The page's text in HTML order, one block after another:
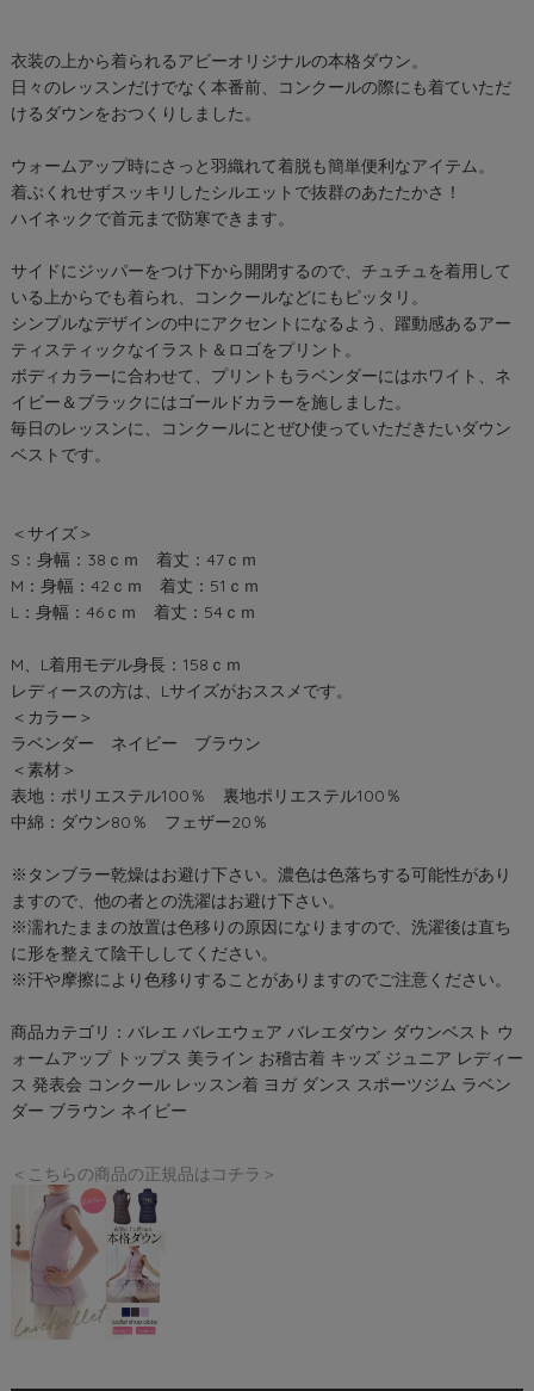
衣装の上から着られるアビーオリジナルの本格ダウン。
日々のレッスンだけでなく本番前、コンクールの際にも着ていただ
けるダウンをおつくりしました。
ウォームアップ時にさっと羽織れて着脱も簡単便利なアイテム。
着ぶくれせずスッキリしたシルエットで抜群のあたたかさ！
ハイネックで首元まで防寒できます。
サイドにジッパーをつけ下から開閉するので、チュチュを着用して
いる上からでも着られ、コンクールなどにもピッタリ。
シンプルなデザインの中にアクセントになるよう、躍動感あるアー
ティスティックなイラスト＆ロゴをプリント。
ボディカラーに合わせて、プリントもラベンダーにはホワイト、ネ
イビー＆ブラックにはゴールドカラーを施しました。
毎日のレッスンに、コンクールにとぜひ使っていただきたいダウン
ベストです。
＜サイズ＞
S：身幅：38ｃｍ 着丈：47ｃｍ
M：身幅：42ｃｍ 着丈：51ｃｍ
L：身幅：46ｃｍ 着丈：54ｃｍ
M、L着用モデル身長：158ｃｍ
レディースの方は、Lサイズがおススメです。
＜カラー＞
ラベンダー ネイビー ブラウン
＜素材＞
表地：ポリエステル100％ 裏地ポリエステル100％
中綿：ダウン80％ フェザー20％
※タンブラー乾燥はお避け下さい。濃色は色落ちする可能性があり
ますので、他の者との洗濯はお避け下さい。
※濡れたままの放置は色移りの原因になりますので、洗濯後は直ち
に形を整えて陰干ししてください。
※汗や摩擦により色移りすることがありますのでご注意ください。
商品カテゴリ：バレエ バレエウェア バレエダウン ダウンベスト ウ
ォームアップ トップス 美ライン お稽古着 キッズ ジュニア レディー
ス 発表会 コンクール レッスン着 ヨガ ダンス スポーツジム ラベン
ダー ブラウン ネイビー
＜こちらの商品の正規品はコチラ＞